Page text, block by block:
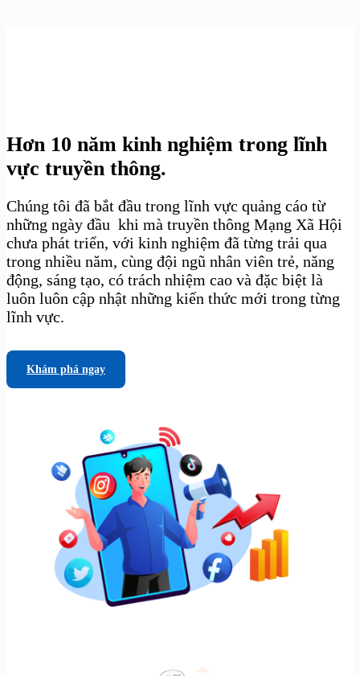
Hơn 10 năm kinh nghiệm trong lĩnh
vực truyền thông.
Chúng tôi đã bắt đầu trong lĩnh vực quảng cáo từ
những ngày đầu khi mà truyền thông Mạng Xã Hội
chưa phát triển, với kinh nghiệm đã từng trải qua
trong nhiều năm, cùng đội ngũ nhân viên trẻ, năng
động, sáng tạo, có trách nhiệm cao và đặc biệt là
luôn luôn cập nhật những kiến thức mới trong từng
lĩnh vực.
Khám phá ngay